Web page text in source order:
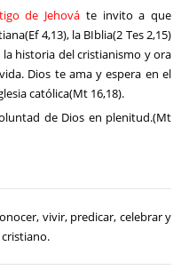
de Jehová te invito a que
4,13), la BIblia(2 Tes 2,15)
la historia del cristianismo y ora
Dios te ama y espera en el
católica(Mt 16,18).
de Dios en plenitud.(Mt
vivir, predicar, celebrar y